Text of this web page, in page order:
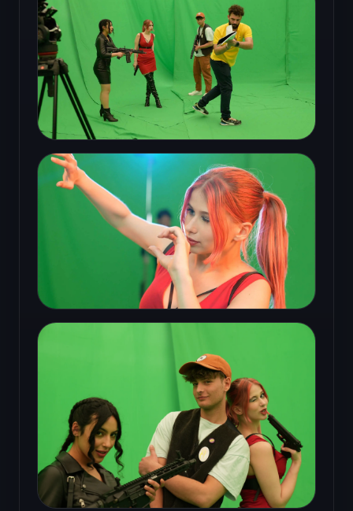
Développement du personnage et de son
apparence
Environnements 3D et composition pour le
dôme